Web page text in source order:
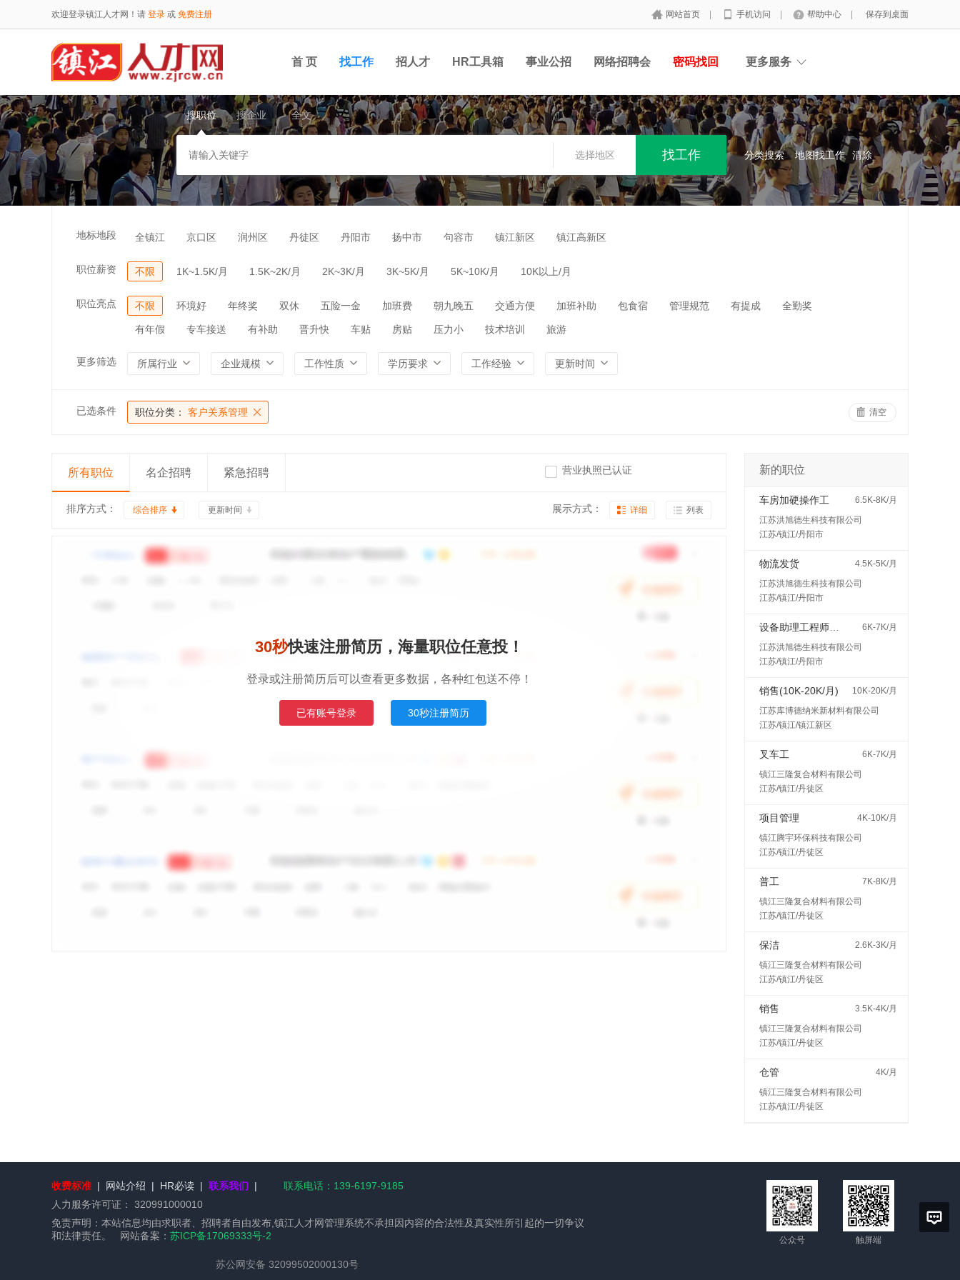
欢迎登录镇江人才网！请 登录 或 免费注册 网站首页 手机访问 帮助中心 保存到桌面
首 页 找工作 招人才 HR工具箱 事业公招 网络招聘会 密码找回 更多服务
搜职位 搜企业 全文
选择地区 分类搜索 地图找工作 清除
地标地段 全镇江 京口区 润州区 丹徒区 丹阳市 扬中市 句容市 镇江新区 镇江高新区
职位薪资 不限 1K~1.5K/月 1.5K~2K/月 2K~3K/月 3K~5K/月 5K~10K/月 10K以上/月
职位亮点 不限 环境好 年终奖 双休 五险一金 加班费 朝九晚五 交通方便 加班补助 包食宿 管理规范 有提成 全勤奖
有年假 专车接送 有补助 晋升快 车贴 房贴 压力小 技术培训 旅游
更多筛选 所属行业 企业规模 工作性质 学历要求 工作经验 更新时间
已选条件 职位分类： 客户关系管理 清空
所有职位 名企招聘 紧急招聘 营业执照已认证
排序方式： 综合排序 更新时间 展示方式： 详细 列表
30秒快速注册简历，海量职位任意投！
登录或注册简历后可以查看更多数据，各种红包送不停！
已有账号登录 30秒注册简历
新的职位
车房加硬操作工
6.5K-8K/月
江苏洪旭德生科技有限公司
江苏/镇江/丹阳市
物流发货
4.5K-5K/月
江苏洪旭德生科技有限公司
江苏/镇江/丹阳市
6K-7K/月
江苏洪旭德生科技有限公司
江苏/镇江/丹阳市
销售(10K-20K/月)
10K-20K/月
江苏库博德纳米新材料有限公司
江苏/镇江/镇江新区
叉车工
6K-7K/月
镇江三隆复合材料有限公司
江苏/镇江/丹徒区
项目管理
4K-10K/月
镇江腾宇环保科技有限公司
江苏/镇江/丹徒区
普工
7K-8K/月
镇江三隆复合材料有限公司
江苏/镇江/丹徒区
保洁
2.6K-3K/月
镇江三隆复合材料有限公司
江苏/镇江/丹徒区
销售
3.5K-4K/月
镇江三隆复合材料有限公司
江苏/镇江/丹徒区
仓管
4K/月
镇江三隆复合材料有限公司
江苏/镇江/丹徒区
收费标准 | 网站介绍 | HR必读 | 联系我们 |
联系电话：139-6197-9185
人力服务许可证：
320991000010
免责声明：本站信息均由求职者、招聘者自由发布,镇江人才网管理系统不承担因内容的合法性及真实性所引起的一切争议
和法律责任。 网站备案： 苏ICP备17069333号-2
苏公网安备 32099502000130号
公众号 触屏端